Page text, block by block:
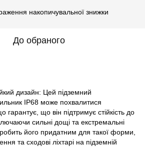
накопичувальної знижки
До обраного
дизайн: Цей підземний
IP68 може похвалитися
гарантує, що він підтримує стійкість до
сильні дощі та екстремальні
його придатним для такої форми,
та сходові ліхтарі на підземній